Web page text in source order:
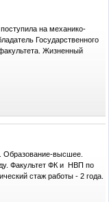
на механико-
Государственного
Жизненный
Образование-высшее.
Факультет ФК и НВП по
стаж работы - 2 года.